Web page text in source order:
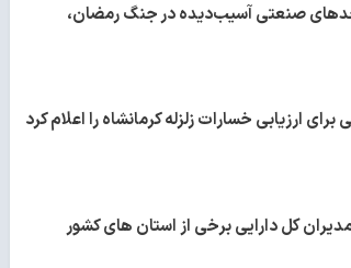
صنعتی آسیب‌دیده در جنگ رمضان،
ارزیابی خسارات زلزله کرمانشاه را اعلام کرد
کل دارایی برخی از استان های کشور